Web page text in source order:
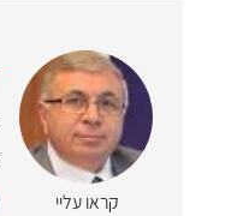
קראו עליי